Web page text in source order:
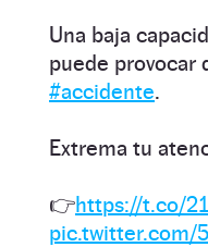
Una baja
puede provocar
#accidente.
Extrema tu
👉https://t.co/
pic.twitter.com/